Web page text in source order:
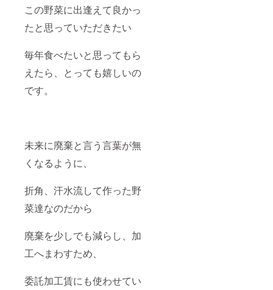
この野菜に出逢えて良かっ
たと思っていただきたい
毎年食べたいと思ってもら
えたら、とっても嬉しいの
です。
未来に廃棄と言う言葉が無
くなるように、
折角、汗水流して作った野
菜達なのだから
廃棄を少しでも減らし、加
工へまわすため、
委託加工賃にも使わせてい